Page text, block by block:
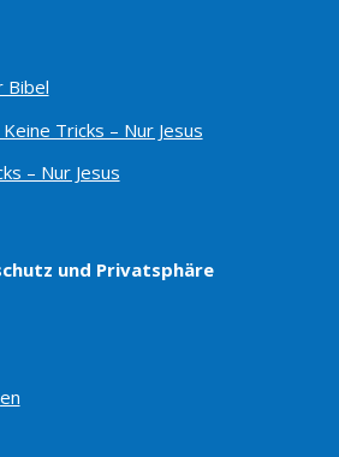
Bibel
Tricks – Nur Jesus
– Nur Jesus
und Privatsphäre